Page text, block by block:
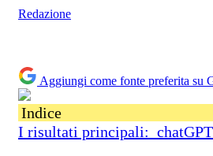
Redazione
Aggiungi come fonte preferita su
Indice
I risultati principali: chatGPT